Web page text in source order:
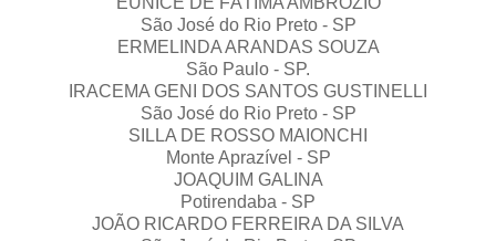
São José do Rio Preto - SP
ERMELINDA ARANDAS SOUZA
São Paulo - SP.
IRACEMA GENI DOS SANTOS GUSTINELLI
São José do Rio Preto - SP
SILLA DE ROSSO MAIONCHI
Monte Aprazível - SP
JOAQUIM GALINA
Potirendaba - SP
JOÃO RICARDO FERREIRA DA SILVA